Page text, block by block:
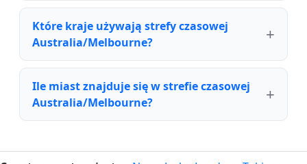
Które kraje używają strefy czasowej
Australia/Melbourne?
Ile miast znajduje się w strefie czasowej
Australia/Melbourne?